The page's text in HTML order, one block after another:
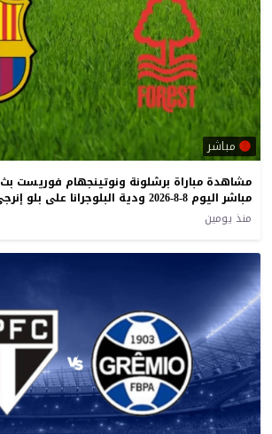
مباشر
مشاهدة مباراة برشلونة ونوتينجهام فوريست بث
مباشر اليوم 8-8-2026 ودية البلوجرانا على بلو إنرجي
منذ يومين